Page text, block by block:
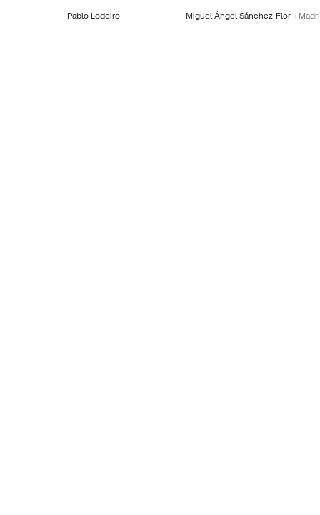
Pablo Lodeiro Miguel Ángel Sánchez-Flor